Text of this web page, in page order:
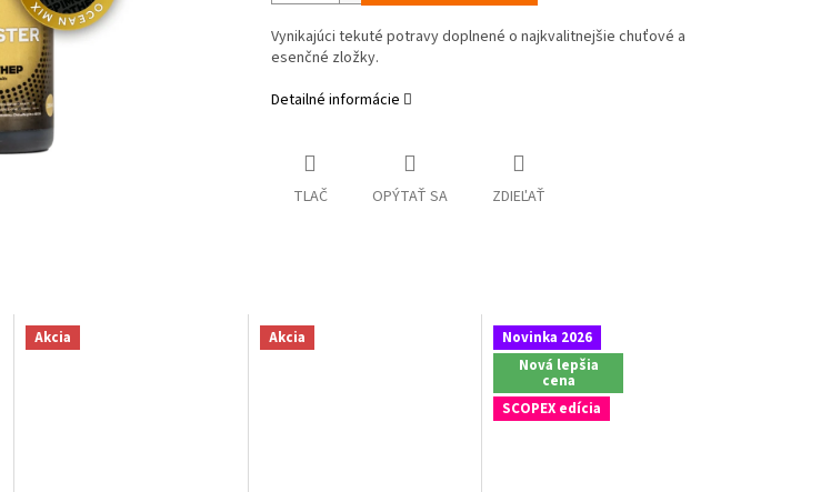
Vynikajúci tekuté potravy doplnené o najkvalitnejšie chuťové a
esenčné zložky.
Detailné informácie
TLAČ OPÝTAŤ SA ZDIEĽAŤ
Akcia Akcia
Novinka 2026
Nová lepšia
cena
SCOPEX edícia